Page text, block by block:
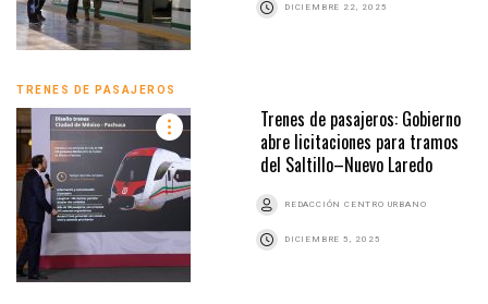
DICIEMBRE 22, 2025
TRENES DE PASAJEROS
Trenes de pasajeros: Gobierno
abre licitaciones para tramos
del Saltillo–Nuevo Laredo
REDACCIÓN CENTRO URBANO
DICIEMBRE 5, 2025